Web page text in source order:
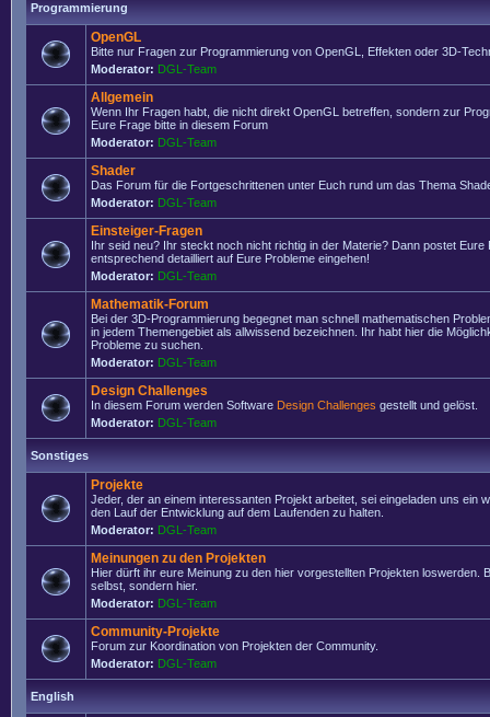
Programmierung
OpenGL
Bitte nur Fragen zur Programmierung von OpenGL, Effekten oder 3D-
Moderator: DGL-Team
Allgemein
Wenn Ihr Fragen habt, die nicht direkt OpenGL betreffen, sondern zur
Eure Frage bitte in diesem Forum
Moderator: DGL-Team
Shader
Das Forum für die Fortgeschrittenen unter Euch rund um das Thema
Moderator: DGL-Team
Einsteiger-Fragen
Ihr seid neu? Ihr steckt noch nicht richtig in der Materie? Dann postet Eure
entsprechend detailliert auf Eure Probleme eingehen!
Moderator: DGL-Team
Mathematik-Forum
Bei der 3D-Programmierung begegnet man schnell mathematischen
in jedem Themengebiet als allwissend bezeichnen. Ihr habt hier die
Probleme zu suchen.
Moderator: DGL-Team
Design Challenges
In diesem Forum werden Software Design Challenges gestellt und gelöst.
Moderator: DGL-Team
Sonstiges
Projekte
Jeder, der an einem interessanten Projekt arbeitet, sei eingeladen uns ein
den Lauf der Entwicklung auf dem Laufenden zu halten.
Moderator: DGL-Team
Meinungen zu den Projekten
Hier dürft ihr eure Meinung zu den hier vorgestellten Projekten loswerden.
selbst, sondern hier.
Moderator: DGL-Team
Community-Projekte
Forum zur Koordination von Projekten der Community.
Moderator: DGL-Team
English